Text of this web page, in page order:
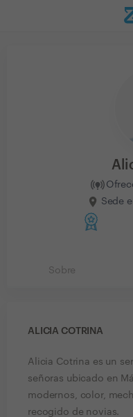
Sede
Sobre
ALICIA COTRINA
Alicia Cotrina es un
señoras ubicado en
modernos, color,
recogido de novias.